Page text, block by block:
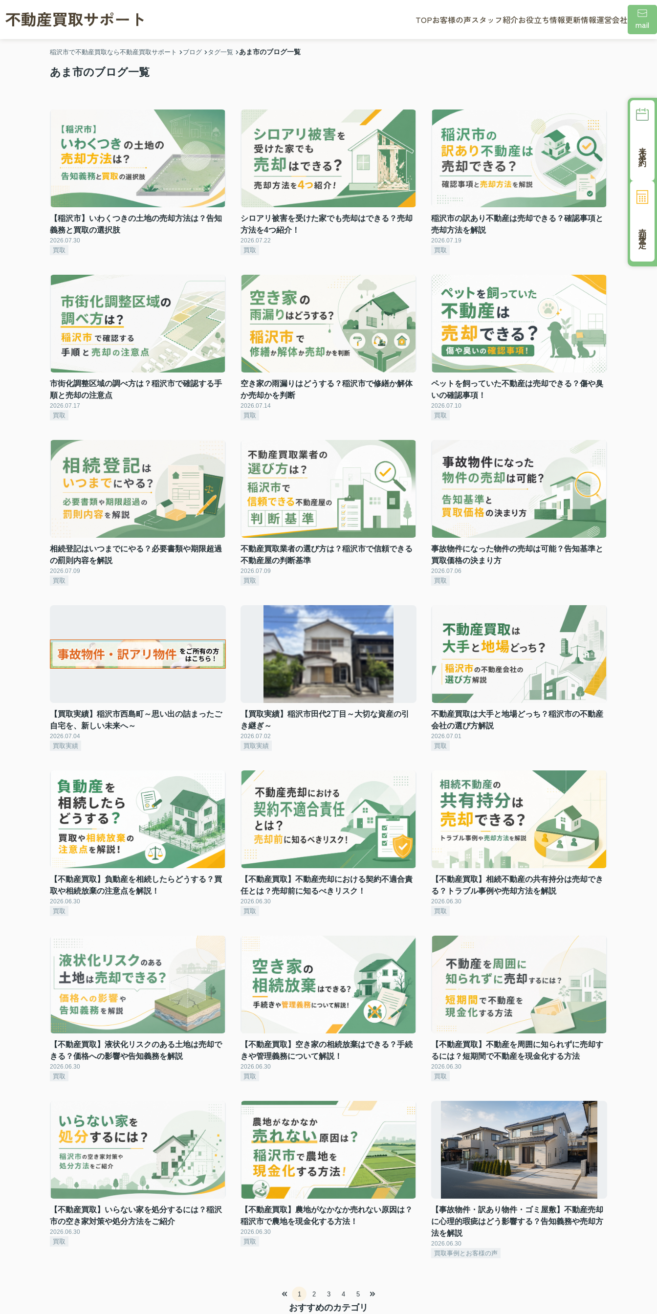
TOPお客様の声スタッフ紹介お役立ち情報更新情報運営会社 mail
稲沢市で不動産買取なら不動産買取サポート ブログ タグ一覧 あま市のブログ一覧
あま市のブログ一覧
【稲沢市】いわくつきの土地の売却方法は？告知
義務と買取の選択肢
2026.07.30
買取
シロアリ被害を受けた家でも売却はできる？売却
方法を4つ紹介！
2026.07.22
買取
稲沢市の訳あり不動産は売却できる？確認事項と
売却方法を解説
2026.07.19
買取
市街化調整区域の調べ方は？稲沢市で確認する手
順と売却の注意点
2026.07.17
買取
空き家の雨漏りはどうする？稲沢市で修繕か解体
か売却かを判断
2026.07.14
買取
ペットを飼っていた不動産は売却できる？傷や臭
いの確認事項！
2026.07.10
買取
相続登記はいつまでにやる？必要書類や期限超過
の罰則内容を解説
2026.07.09
買取
不動産買取業者の選び方は？稲沢市で信頼できる
不動産屋の判断基準
2026.07.09
買取
事故物件になった物件の売却は可能？告知基準と
買取価格の決まり方
2026.07.06
買取
【買取実績】稲沢市西島町～思い出の詰まったご
自宅を、新しい未来へ～
2026.07.04
買取実績
【買取実績】稲沢市田代2丁目～大切な資産の引
き継ぎ～
2026.07.02
買取実績
不動産買取は大手と地場どっち？稲沢市の不動産
会社の選び方解説
2026.07.01
買取
【不動産買取】負動産を相続したらどうする？買
取や相続放棄の注意点を解説！
2026.06.30
買取
【不動産買取】不動産売却における契約不適合責
任とは？売却前に知るべきリスク！
2026.06.30
買取
【不動産買取】相続不動産の共有持分は売却でき
る？トラブル事例や売却方法を解説
2026.06.30
買取
【不動産買取】液状化リスクのある土地は売却で
きる？価格への影響や告知義務を解説
2026.06.30
買取
【不動産買取】空き家の相続放棄はできる？手続
きや管理義務について解説！
2026.06.30
買取
【不動産買取】不動産を周囲に知られずに売却す
るには？短期間で不動産を現金化する方法
2026.06.30
買取
【不動産買取】いらない家を処分するには？稲沢
市の空き家対策や処分方法をご紹介
2026.06.30
買取
【不動産買取】農地がなかなか売れない原因は？
稲沢市で農地を現金化する方法！
2026.06.30
買取
【事故物件・訳あり物件・ゴミ屋敷】不動産売却
に心理的瑕疵はどう影響する？告知義務や売却方
法を解説
2026.06.30
買取事例とお客様の声
1 2 3 4 5
おすすめのカテゴリ
来店予約
売却査定